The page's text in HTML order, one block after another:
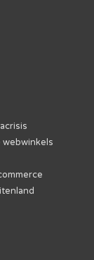
webwinkels